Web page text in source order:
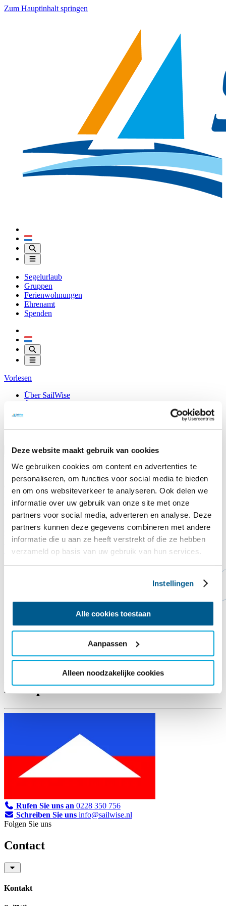
Deze website maakt gebruik van cookies
We gebruiken cookies om content en advertenties te
personaliseren, om functies voor social media te bieden
en om ons websiteverkeer te analyseren. Ook delen we
informatie over uw gebruik van onze site met onze
partners voor social media, adverteren en analyse. Deze
partners kunnen deze gegevens combineren met andere
informatie die u aan ze heeft verstrekt of die ze hebben
verzameld op basis van uw gebruik van hun services.
Instellingen
Alle cookies toestaan
Aanpassen
Alleen noodzakelijke cookies
Zum Hauptinhalt springen
Segelurlaub
Gruppen
Ferienwohnungen
Ehrenamt
Spenden
Vorlesen
Über SailWise
Shop
Nach Jahren, in denen es Wind und Wetter ausgesetzt war, lässt uns
das Dach des Kommandantenhauses buchstäblich im Stich. Das
Dach ist undicht, die derzeitigen Dachziegel sind abgenutzt und eine
ordentliche Dämmung fehlt noch gänzlich.
Spende hier
Contact
Steun ons
Vorlesen
Startseite
Pampusclub
Pampusclub
Rufen Sie uns an 0228 350 756
Schreiben Sie uns info@sailwise.nl
Folgen Sie uns
Contact
Kontakt